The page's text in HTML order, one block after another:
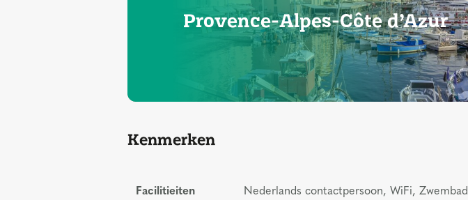
Provence-Alpes-Côte d’Azur
Kenmerken
Facilitieiten Nederlands contactpersoon, WiFi, Zwembad